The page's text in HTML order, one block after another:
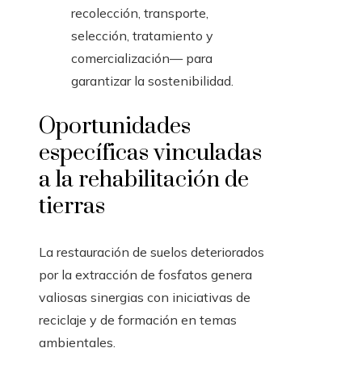
recolección, transporte,
selección, tratamiento y
comercialización— para
garantizar la sostenibilidad.
Oportunidades
específicas vinculadas
a la rehabilitación de
tierras
La restauración de suelos deteriorados
por la extracción de fosfatos genera
valiosas sinergias con iniciativas de
reciclaje y de formación en temas
ambientales.